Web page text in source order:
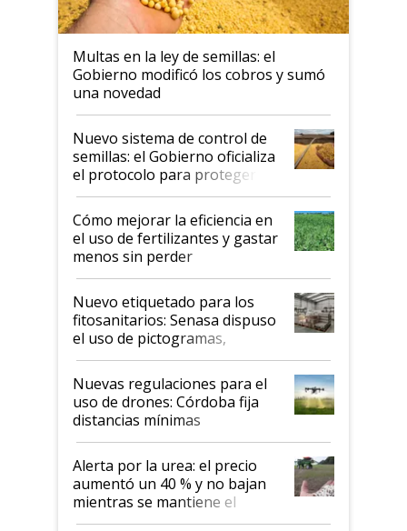
Multas en la ley de semillas: el
Gobierno modificó los cobros y sumó
una novedad
Nuevo sistema de control de
semillas: el Gobierno oficializa
el protocolo para proteger la
propiedad intelectual
Cómo mejorar la eficiencia en
el uso de fertilizantes y gastar
menos sin perder
productividad en la campaña
fina
Nuevo etiquetado para los
fitosanitarios: Senasa dispuso
el uso de pictogramas,
palabras de advertencia e
indicaciones
Nuevas regulaciones para el
uso de drones: Córdoba fija
distancias mínimas
Alerta por la urea: el precio
aumentó un 40 % y no bajan
mientras se mantiene el
conflicto en Medio Oriente